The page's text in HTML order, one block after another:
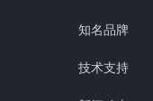
知名品牌
技术支持